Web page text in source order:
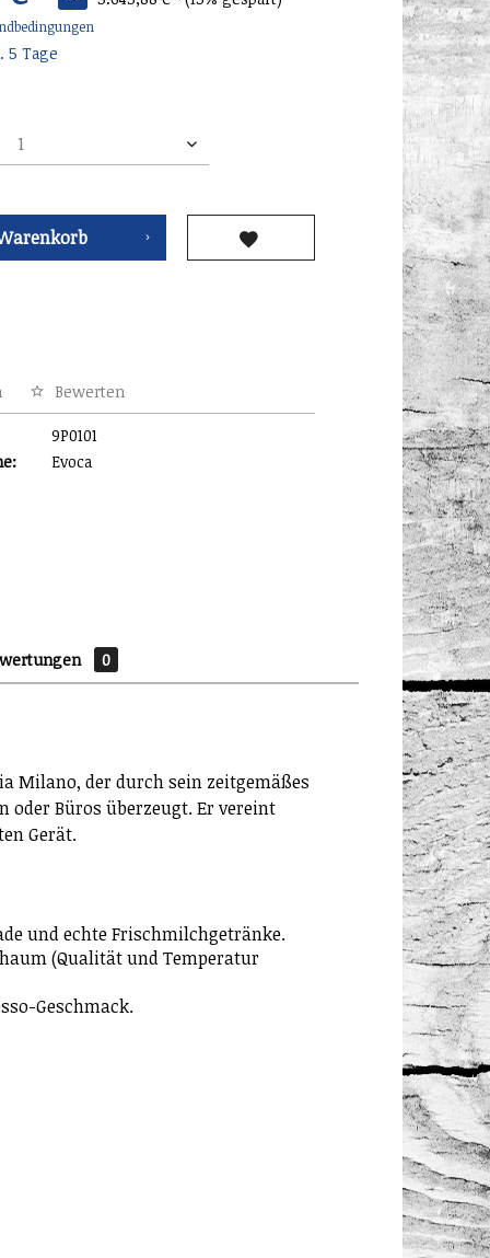
5 Tage
Bewerten
9P0101
Evoca
0
Milano, der durch sein zeitgemäßes
oder Büros überzeugt. Er vereint
Gerät.
und echte Frischmilchgetränke.
(Qualität und Temperatur
Geschmack.